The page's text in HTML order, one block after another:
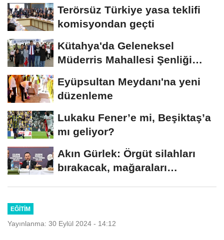
Terörsüz Türkiye yasa teklifi
komisyondan geçti
Kütahya'da Geleneksel
Müderris Mahallesi Şenliği
Eyüpsultan Meydanı'na yeni
düzenleme
Lukaku Fener’e mi, Beşiktaş’a
mı geliyor?
Akın Gürlek: Örgüt silahları
bırakacak, mağaraları
EĞITIM
Yayınlanma: 30 Eylül 2024 - 14:12